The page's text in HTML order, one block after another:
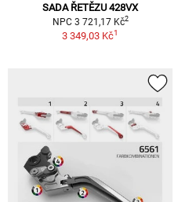
SADA ŘETĚZU 428VX
NPC 3 721,17 Kč2
3 349,03 Kč1